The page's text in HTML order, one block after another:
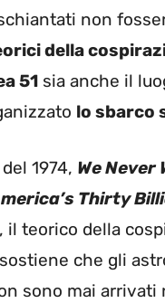
non
della
51 sia anche il
lo sbarco
1974, We Never
Thirty
, il teorico della
che gli
sono mai arrivati